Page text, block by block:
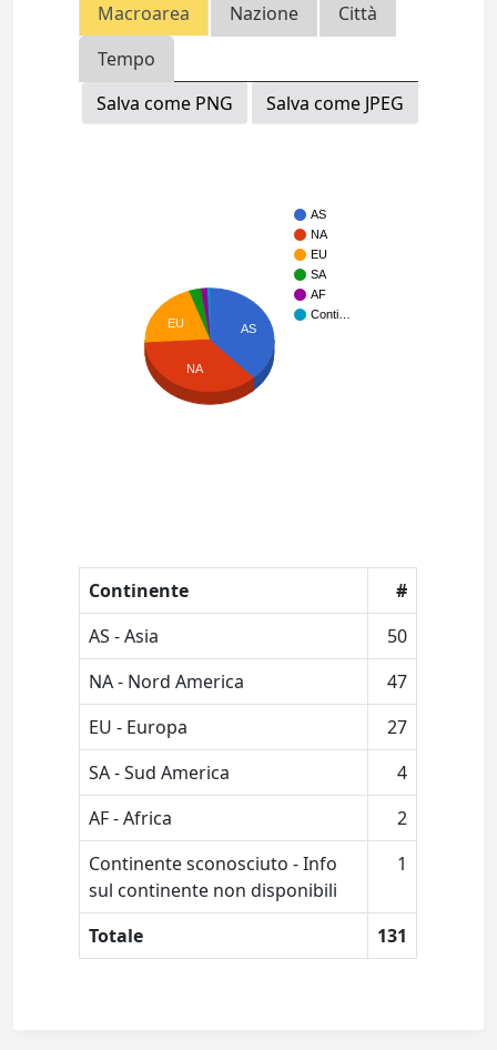
Macroarea Nazione
Città
Tempo
Salva come PNG
Salva come JPEG
AS
NA
EU
SA
AF
Conti…
AS
EU
NA
Continente
#
AS - Asia
50
NA - Nord America
47
EU - Europa
27
SA - Sud America
4
AF - Africa
2
Continente sconosciuto - Info
sul continente non disponibili
1
Totale 131